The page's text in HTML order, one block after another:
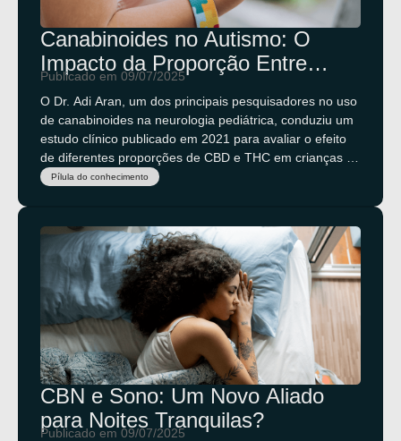
Canabinoides no Autismo: O
Impacto da Proporção Entre
Fitocanabinoides
Publicado em 09/07/2025
O Dr. Adi Aran, um dos principais pesquisadores no uso
de canabinoides na neurologia pediátrica, conduziu um
estudo clínico publicado em 2021 para avaliar o efeito
de diferentes proporções de CBD e THC em crianças e
adolescentes com TEA.
Pílula do conhecimento
CBN e Sono: Um Novo Aliado
para Noites Tranquilas?
Publicado em 09/07/2025